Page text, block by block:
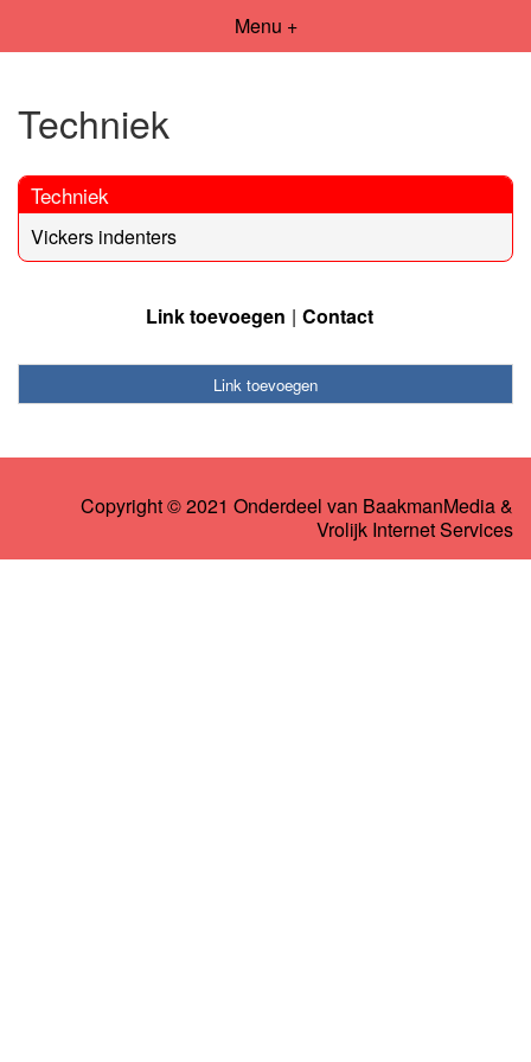
Menu +
Techniek
Techniek
Vickers indenters
Link toevoegen Contact
Link toevoegen
Copyright © 2021 Onderdeel van BaakmanMedia&
Vrolijk Internet Services